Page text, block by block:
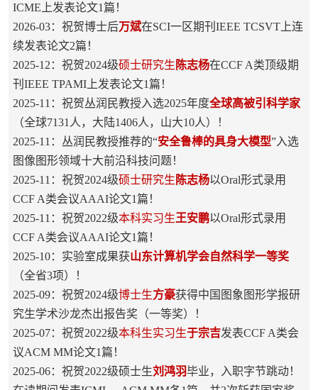
ICME上发表论文1篇！
2026-03：祝贺博士后万斌在SCI一区期刊IEEE TCSVT上连
续发表论文2篇！
2025-12：祝贺2024级硕士研究生 陈志杨在CCF A类顶级期
刊IEEE TPAMI上发表论文1篇！
2025-11：祝贺丛润民教授入选2025年度全球高被引科学家
（全球7131人，大陆1406人，山大10人）！
2025-11：丛润民教授推荐的“安全鲁棒的具身大模型”入选
图像图形领域十大前沿科技问题！
2025-11：祝贺2024级硕士研究生 陈志杨以Oral形式录用
CCF A类会议AAAI论文1篇！
2025-11：祝贺2022级本科实习生王安鹏以Oral形式录用
CCF A类会议AAAI论文1篇！
2025-10：实验室成果获山东计算机学会自然科学一等奖
（全省3项）！
2025-09：祝贺2024级博士生方豪获得中国图象图形学报研
究生学术沙龙杰出报告奖（一等奖）！
2025-07：祝贺2022级本科生实习生于宗吉发表CCF A类会
议ACM MM论文1篇！
2025-06：祝贺2022级硕士生刘鸿羽毕业，入职字节跳动！